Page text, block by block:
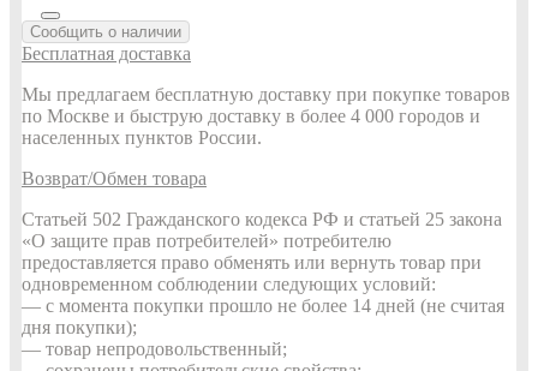
Сообщить о наличии
Бесплатная доставка
Мы предлагаем бесплатную доставку при покупке товаров
по Москве и быструю доставку в более 4 000 городов и
населенных пунктов России.
Возврат/Обмен товара
Статьей 502 Гражданского кодекса РФ и статьей 25 закона
«О защите прав потребителей» потребителю
предоставляется право обменять или вернуть товар при
одновременном соблюдении следующих условий:
— с момента покупки прошло не более 14 дней (не считая
дня покупки);
— товар непродовольственный;